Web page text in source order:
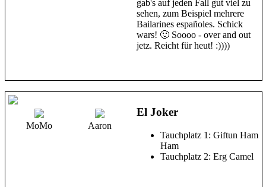
gab's auf jeden Fall gut viel zu
sehen, zum Beispiel mehrere
Bailarines españoles. Schick
wars! 🙂 Soooo - over and out
jetz. Reicht für heut! :))))
MoMo Aaron
El Joker
Tauchplatz 1: Giftun Ham
Ham
Tauchplatz 2: Erg Camel